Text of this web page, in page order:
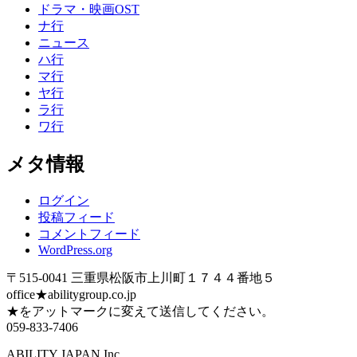
ドラマ・映画OST
ナ行
ニュース
ハ行
マ行
ヤ行
ラ行
ワ行
メタ情報
ログイン
投稿フィード
コメントフィード
WordPress.org
〒515-0041 三重県松阪市上川町１７４４番地５
office★abilitygroup.co.jp
★をアットマークに変えて送信してください。
059-833-7406
ABILITY JAPAN Inc.